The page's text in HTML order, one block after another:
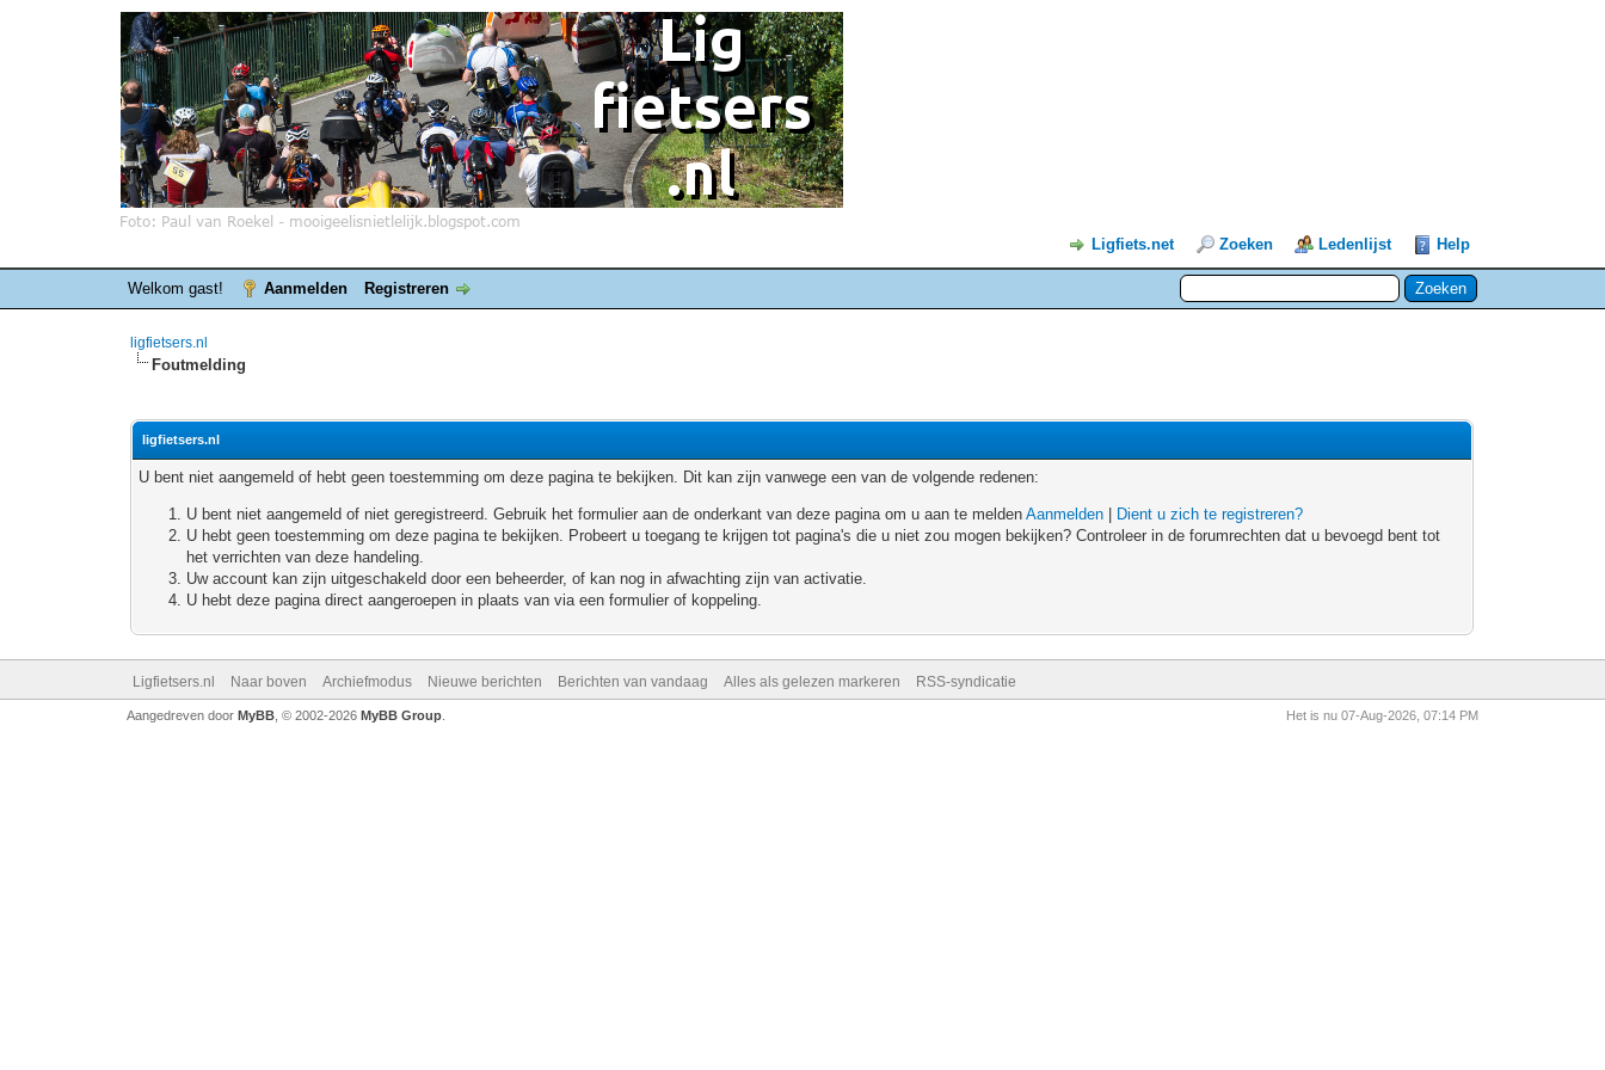
Ligfiets.net Zoeken Ledenlijst Help
Welkom gast! Aanmelden Registreren
ligfietsers.nl
Foutmelding
ligfietsers.nl
U bent niet aangemeld of hebt geen toestemming om deze pagina te bekijken. Dit kan zijn vanwege een van de volgende redenen:
U bent niet aangemeld of niet geregistreerd. Gebruik het formulier aan de onderkant van deze pagina om u aan te meldenAanmelden
Dient u zich te registreren?
U hebt geen toestemming om deze pagina te bekijken. Probeert u toegang te krijgen tot pagina's die u niet zou mogen bekijken? Controleer in de forumrechten dat u bevoegd bent tot
het verrichten van deze handeling.
Uw account kan zijn uitgeschakeld door een beheerder, of kan nog in afwachting zijn van activatie.
U hebt deze pagina direct aangeroepen in plaats van via een formulier of koppeling.
Ligfietsers.nl Naar boven Archiefmodus Nieuwe berichten Berichten van vandaag Alles als gelezen markeren RSS-syndicatie
Het is nu 07-Aug-2026, 07:14 PM
Aangedreven door MyBB, © 2002-2026 MyBB Group.